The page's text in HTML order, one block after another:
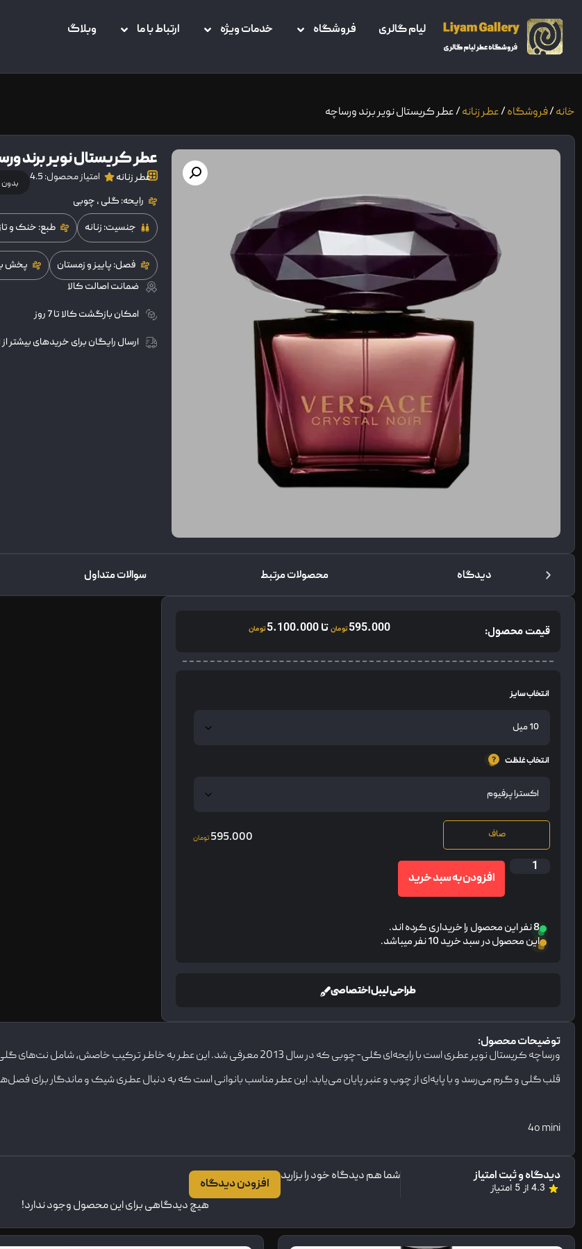
لیام گالری فروشگاه خدمات ویژه ارتباط با ما وبلاگ
خانه/فروشگاه/عطر زنانه/ عطر کریستال نویر برند ورساچه
عطر کریستال نویر برند
عطر زنانه امتیاز محصول: 4.5
رایحه: گلی ، چوبی
جنسیت: زنانه
طبع: خنک و
فصل: پاییز و زمستان
پخش
ضمانت اصالت کالا
امکان بازگشت کالا تا 7 روز
ارسال رایگان برای خریدهای بیشتر از 1 میلیون تومان
محصولات مرتبط سوالات متداول توضیحات
قیمت محصول: 595.000تومان تا5.100.000تومان
انتخاب سایز
انتخاب غلظت
صاف 595.000 تومان
افزودن به سبد خرید
8 نفر این محصول را خریداری کرده اند.
این محصول در سبد خرید 10 نفر میباشد.
طراحی لیبل اختصاصی
توضیحات محصول:
ورساچه کریستال نویر عطری است با رایحه‌ای گلی-چوبی که در سال 2013 معرفی شد. این عطر
قلب گلی و گرم می‌رسد و با پایه‌ای از چوب و عنبر پایان می‌یابد. این عطر مناسب بانوانی است که به دنبال عطری شیک و ماندگار برای
4o mini
دیدگاه و ثبت امتیاز
4.3 از 5 امتیاز
شما هم دیدگاه خود را بزارید
افزودن دیدگاه
هیچ دیدگاهی برای این محصول وجود ندارد!